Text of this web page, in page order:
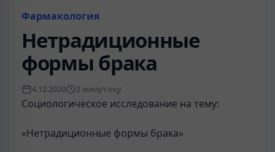
Фармакология
Нетрадиционные
формы брака
4.12.2020 2 минут оқу
Социологическое исследование на тему:
«Нетрадиционные формы брака»